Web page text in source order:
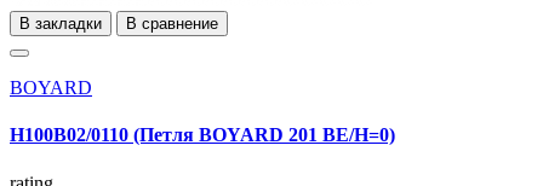
В закладки В сравнение
BOYARD
H100B02/0110 (Петля BOYARD 201 BЕ/H=0)